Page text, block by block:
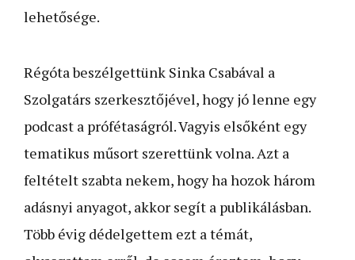
lehetősége.
Régóta beszélgettünk Sinka Csabával a
Szolgatárs szerkesztőjével, hogy jó lenne egy
podcast a prófétaságról. Vagyis elsőként egy
tematikus műsort szerettünk volna. Azt a
feltételt szabta nekem, hogy ha hozok három
adásnyi anyagot, akkor segít a publikálásban.
Több évig dédelgettem ezt a témát,